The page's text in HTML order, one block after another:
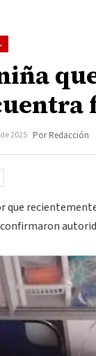
2025 Por Redacción
que